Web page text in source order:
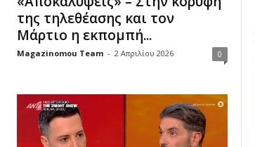
της τηλεθέασης και τον
Μάρτιο η εκπομπή...
Magazinomou Team - 2 Απριλίου 2026 0